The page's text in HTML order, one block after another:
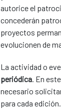
autorice el
concederán
proyectos
evolucionen de
La actividad o
periódica. En
necesario
para cada